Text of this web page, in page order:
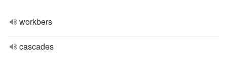
workbers
cascades